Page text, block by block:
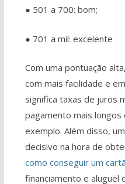
● 501 a 700: bom;
● 701 a mil: excelente
Com uma pontuação
com mais facilidade e
significa taxas de juros
pagamento mais
exemplo. Além disso,
decisivo na hora de
como conseguir um
financiamento e aluguel